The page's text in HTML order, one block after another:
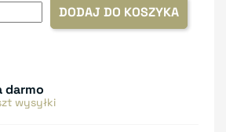
DODAJ DO KOSZYKA
darmo
wysyłki